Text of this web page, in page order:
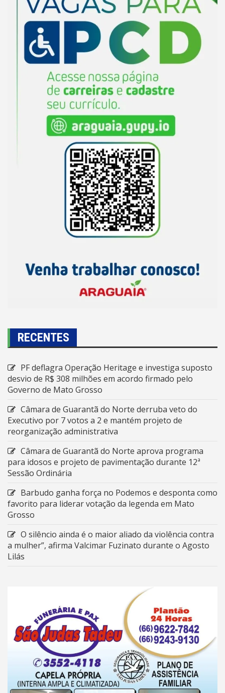
RECENTES
PF deflagra Operação Heritage e investiga suposto
desvio de R$ 308 milhões em acordo firmado pelo
Governo de Mato Grosso
Câmara de Guarantã do Norte derruba veto do
Executivo por 7 votos a 2 e mantém projeto de
reorganização administrativa
Câmara de Guarantã do Norte aprova programa
para idosos e projeto de pavimentação durante 12ª
Sessão Ordinária
Barbudo ganha força no Podemos e desponta como
favorito para liderar votação da legenda em Mato
Grosso
O silêncio ainda é o maior aliado da violência contra
a mulher”, afirma Valcimar Fuzinato durante o Agosto
Lilás